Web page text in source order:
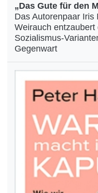
„Das Gute für den
Das Autorenpaar Iris
Weirauch
Sozialismus-
Gegenwart